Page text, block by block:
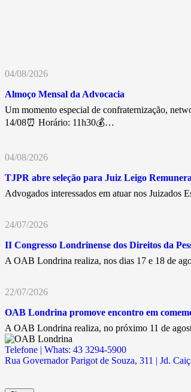
04/08/2026
Almoço Mensal da Advocacia
Um momento especial de confraternização,
14/08⏰ Horário: 11h30💰…
04/08/2026
TJPR abre seleção para Juiz Leigo
Advogados interessados em atuar nos Juizados
24/07/2026
II Congresso Londrinense dos Direitos da
A OAB Londrina realiza, nos dias 17 e 18 de
22/07/2026
OAB Londrina promove encontro em
A OAB Londrina realiza, no próximo 11 de
Telefone | Whats: 43 3294-5900
Rua Governador Parigot de Souza, 311 | Jd.